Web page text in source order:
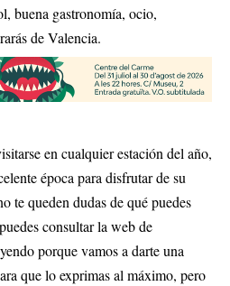
buena gastronomía, ocio,
de Valencia.
en cualquier estación del año,
época para disfrutar de su
te queden dudas de qué puedes
consultar la web de
porque vamos a darte una
que lo exprimas al máximo, pero